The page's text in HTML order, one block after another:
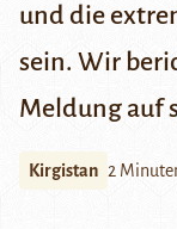
und die
sein. Wir
Meldung auf
Kirgistan 2